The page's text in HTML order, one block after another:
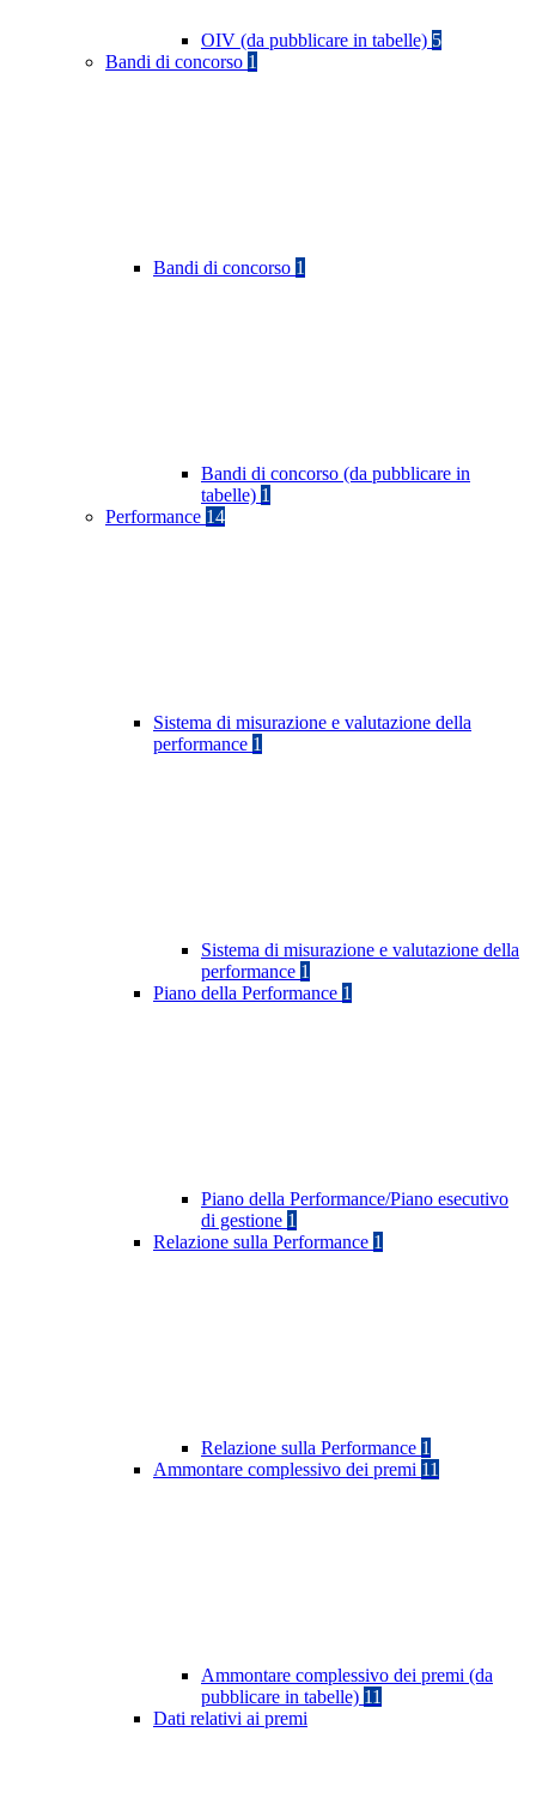
OIV (da pubblicare in tabelle) 5
Bandi di concorso 1
Bandi di concorso 1
Bandi di concorso (da pubblicare in
tabelle) 1
Performance 14
Sistema di misurazione e valutazione della
performance 1
Sistema di misurazione e valutazione della
performance 1
Piano della Performance 1
Piano della Performance/Piano esecutivo
di gestione 1
Relazione sulla Performance 1
Relazione sulla Performance 1
Ammontare complessivo dei premi 11
Ammontare complessivo dei premi (da
pubblicare in tabelle) 11
Dati relativi ai premi